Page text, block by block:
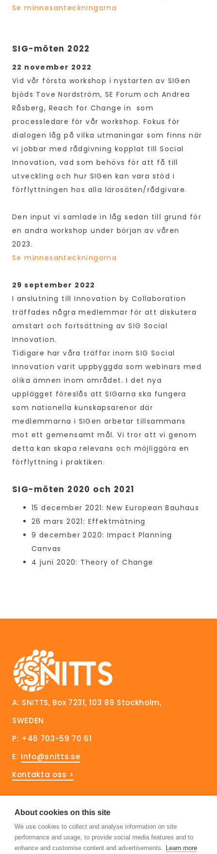
Se minnesanteckningarna
SIG-möten 2022
22 november 2022
Vid vår första workshop i nystarten av SIGen
bjöds Tove Nordström, SE Forum och Andrea
Råsberg, Reach for Change in som
processledare för vår workshop. Fokus för
dialogen låg på vilka utmaningar som finns när
vi jobbar med rådgivning kopplat till Social
Innovation, vad som behövs för att få till
utveckling och hur SIGen kan vara stöd i
förflyttningen hos alla lärosäten/rådgivare.
Den input vi samlade in låg sedan till grund för
en andra workshop under början av våren
2023.
Se minnesanteckningarna
29 september 2022
I anslutning till Innovation by Collaboration
träffades några medlemmar för att diskutera
omstart och fortsättning av SIG Social
Innovation.
Tidigare har våra träffar inom SIG Social
Innovation varit uppbyggda som webinars med
olika ämnen inom området. I det nya
upplägget föreslås att SIGarna ska fungera
som nationella kunskapsarenor där
medlemmarna i SIGen arbetar tillsammans
mot ett gemensamt mål. Vi tror att vi genom
detta kan skapa relevans och möjliggöra en
förflyttning i praktiken.
SIG-möten 2020 och 2021
15 december 2021: New European Bauhaus
26 mars 2021: Effektmätning
9 december 2020: Impact Planning
Canvas
4 juni 2020: Theory of Change
A: SNITTS, Box 7231, 103 89 Stockholm,
SWEDEN
P: +46 703-59 70 61
E: info@snitts.se
Kontakta oss >
Håll dig uppdaterad!
Prenumerera på vårt nyhetsbrev
Följ oss på Linkedin
About cookies on this site
We use cookies to collect and analyse information on site
performance and usage, to provide social media features and to
enhance and customise content and advertisements. Learn more